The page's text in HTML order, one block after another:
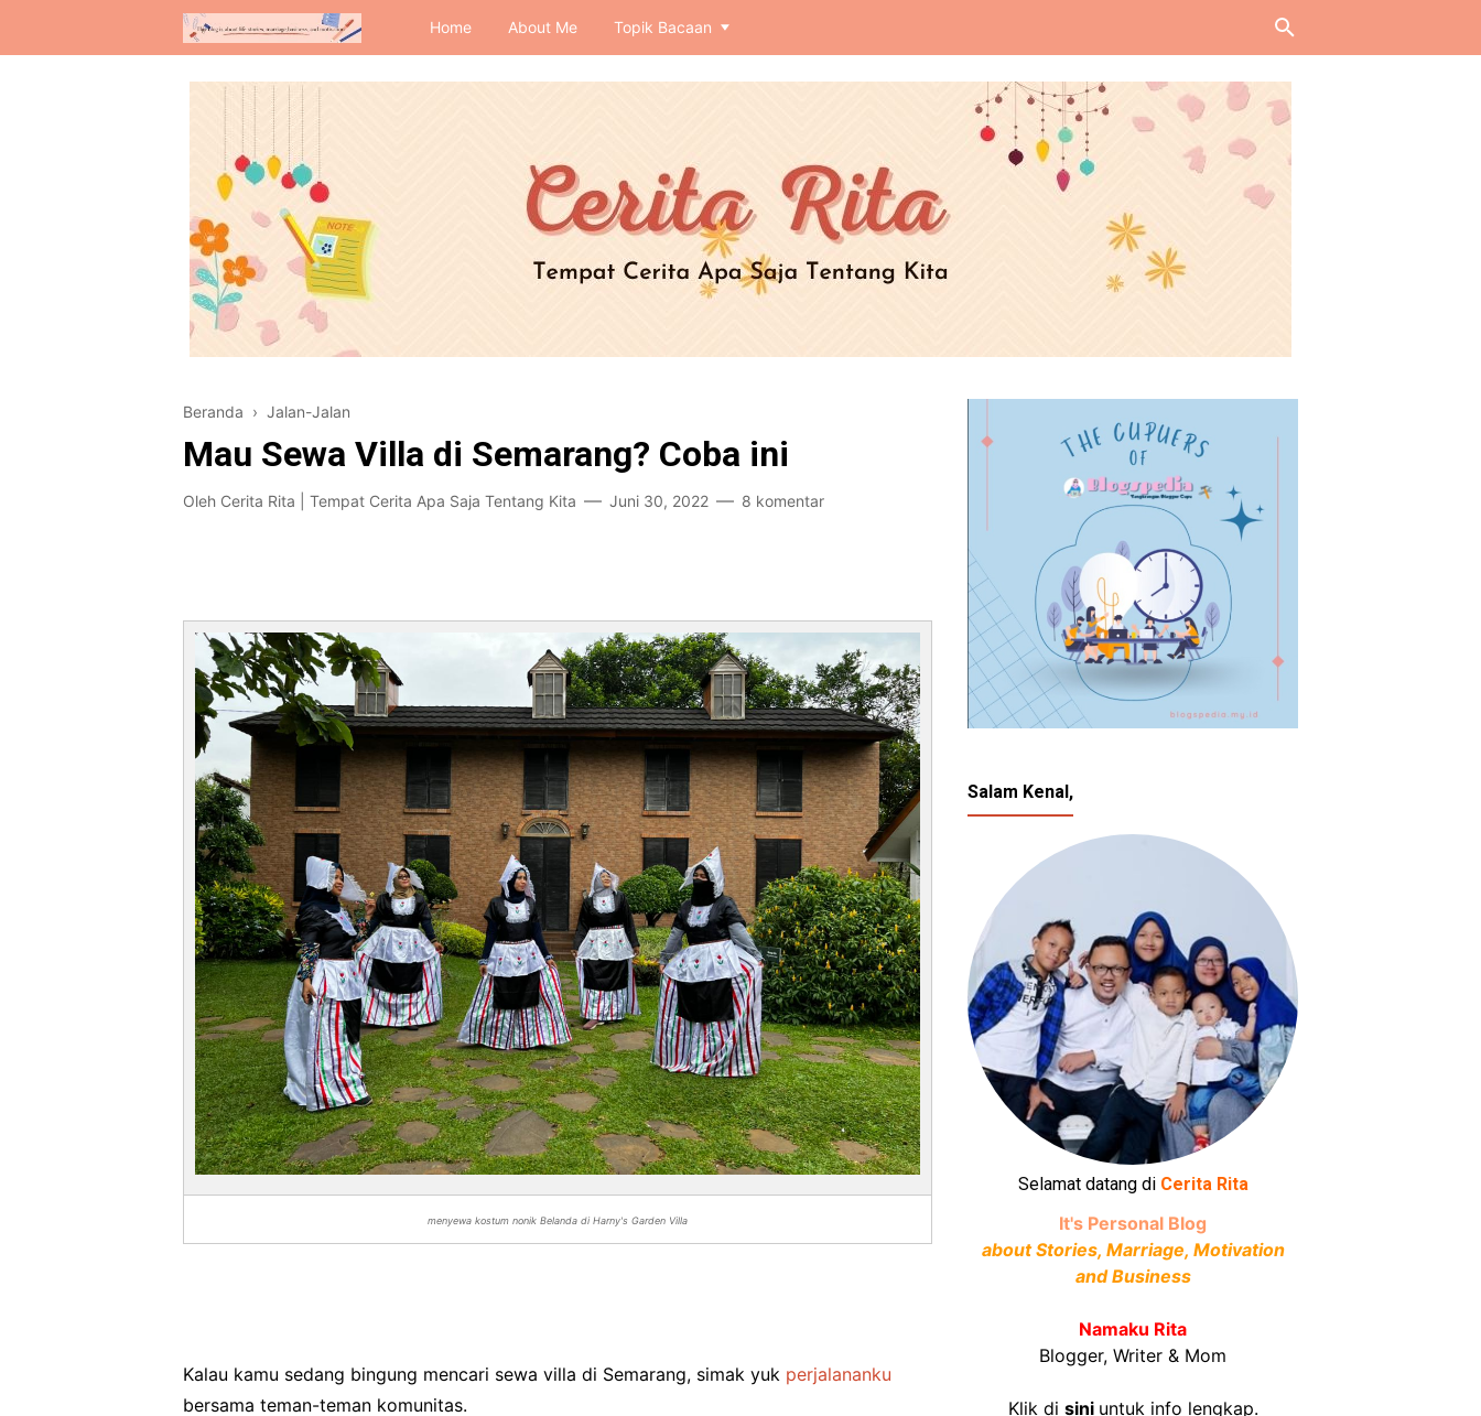
Home About Me Topik Bacaan
Beranda › Jalan-Jalan
Mau Sewa Villa di Semarang? Coba ini
Oleh Cerita Rita | Tempat Cerita Apa Saja Tentang Kita Juni 30, 2022 8 komentar
menyewa kostum nonik Belanda di Harny's Garden Villa
Kalau kamu sedang bingung mencari sewa villa di Semarang, simak yuk perjalananku
bersama teman-teman komunitas.
Salam Kenal,
Selamat datang di Cerita Rita
It's Personal Blog
about Stories, Marriage, Motivation
and Business
Namaku Rita
Blogger, Writer & Mom
Klik di sini untuk info lengkap.